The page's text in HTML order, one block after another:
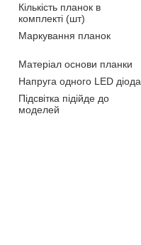
Кількість планок в
комплекті (шт)
Маркування планок
Матеріал основи планки
Напруга одного LED діода
Підсвітка підійде до
моделей